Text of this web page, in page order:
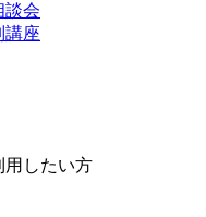
談会
講座
用したい方